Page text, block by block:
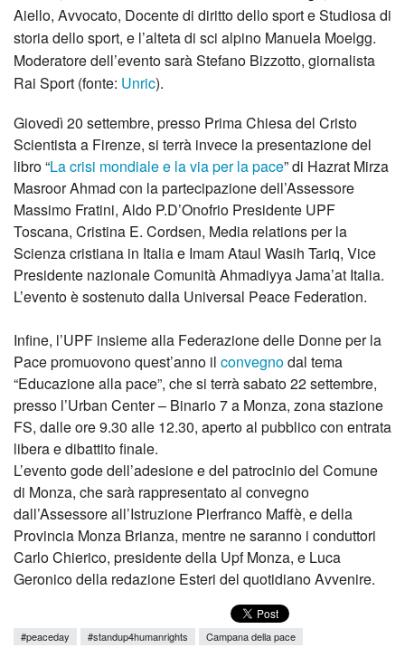
Aiello, Avvocato, Docente di diritto dello sport e Studiosa di
storia dello sport, e l’alteta di sci alpino Manuela Moelgg.
Moderatore dell’evento sarà Stefano Bizzotto, giornalista
Rai Sport (fonte: Unric).
Giovedì 20 settembre, presso Prima Chiesa del Cristo
Scientista a Firenze, si terrà invece la presentazione del
libro “La crisi mondiale e la via per la pace” di Hazrat Mirza
Masroor Ahmad con la partecipazione dell’Assessore
Massimo Fratini, Aldo P.D’Onofrio Presidente UPF
Toscana, Cristina E. Cordsen, Media relations per la
Scienza cristiana in Italia e Imam Ataul Wasih Tariq, Vice
Presidente nazionale Comunità Ahmadiyya Jama’at Italia.
L’evento è sostenuto dalla Universal Peace Federation.
Infine, l’UPF insieme alla Federazione delle Donne per la
Pace promuovono quest’anno il convegnodal tema
“Educazione alla pace”, che si terrà sabato 22 settembre,
presso l’Urban Center – Binario 7 a Monza, zona stazione
FS, dalle ore 9.30 alle 12.30, aperto al pubblico con entrata
libera e dibattito finale.
L’evento gode dell’adesione e del patrocinio del Comune
di Monza, che sarà rappresentato al convegno
dall’Assessore all’Istruzione Pierfranco Maffè, e della
Provincia Monza Brianza, mentre ne saranno i conduttori
Carlo Chierico, presidente della Upf Monza, e Luca
Geronico della redazione Esteri del quotidiano Avvenire.
#peaceday #standup4humanrights
Campana della pace